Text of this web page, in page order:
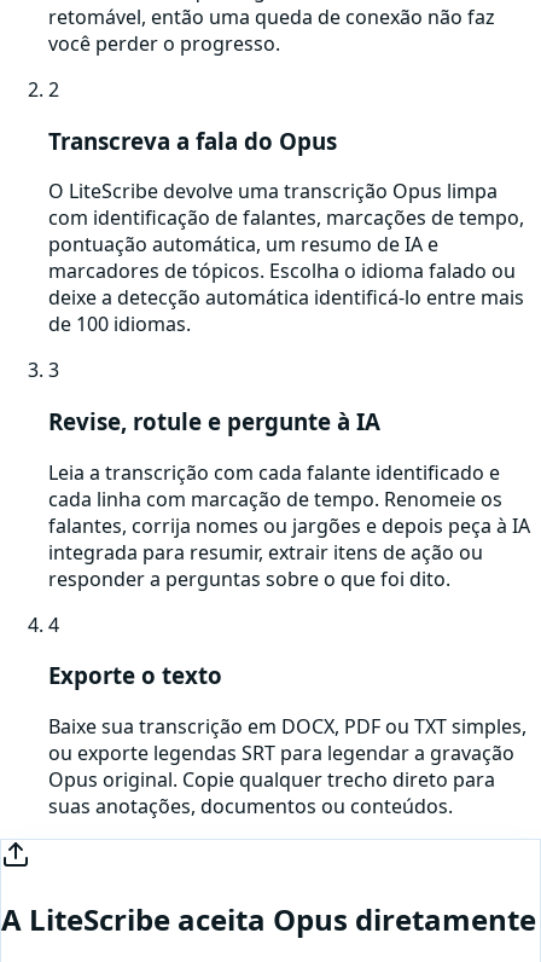
retomável, então uma queda de conexão não faz
você perder o progresso.
2
Transcreva a fala do Opus
O LiteScribe devolve uma transcrição Opus limpa
com identificação de falantes, marcações de tempo,
pontuação automática, um resumo de IA e
marcadores de tópicos. Escolha o idioma falado ou
deixe a detecção automática identificá-lo entre mais
de 100 idiomas.
3
Revise, rotule e pergunte à IA
Leia a transcrição com cada falante identificado e
cada linha com marcação de tempo. Renomeie os
falantes, corrija nomes ou jargões e depois peça à IA
integrada para resumir, extrair itens de ação ou
responder a perguntas sobre o que foi dito.
4
Exporte o texto
Baixe sua transcrição em DOCX, PDF ou TXT simples,
ou exporte legendas SRT para legendar a gravação
Opus original. Copie qualquer trecho direto para
suas anotações, documentos ou conteúdos.
A LiteScribe aceita Opus diretamente